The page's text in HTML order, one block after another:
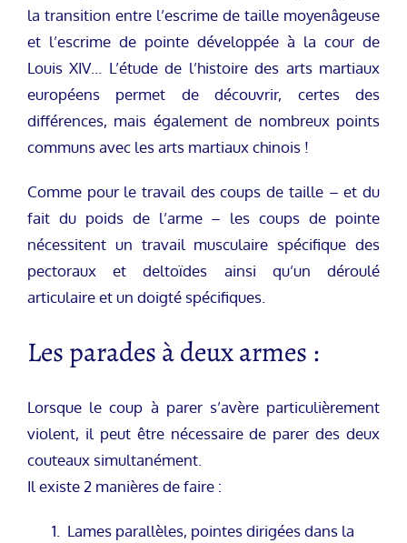
la transition entre l’escrime de taille moyenâgeuse
et l’escrime de pointe développée à la cour de
Louis XIV… L’étude de l’histoire des arts martiaux
européens permet de découvrir, certes des
différences, mais également de nombreux points
communs avec les arts martiaux chinois !
Comme pour le travail des coups de taille – et du
fait du poids de l’arme – les coups de pointe
nécessitent un travail musculaire spécifique des
pectoraux et deltoïdes ainsi qu’un déroulé
articulaire et un doigté spécifiques.
Les parades à deux armes :
Lorsque le coup à parer s’avère particulièrement
violent, il peut être nécessaire de parer des deux
couteaux simultanément.
Il existe 2 manières de faire :
Lames parallèles, pointes dirigées dans la